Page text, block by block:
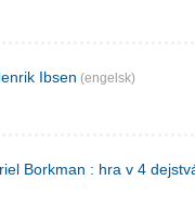
Ibsen (engelsk)
Borkman : hra v 4